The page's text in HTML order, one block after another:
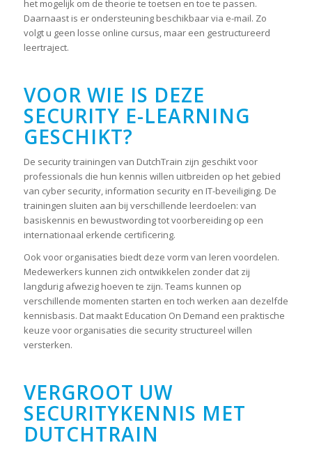
het mogelijk om de theorie te toetsen en toe te passen.
Daarnaast is er ondersteuning beschikbaar via e-mail. Zo
volgt u geen losse online cursus, maar een gestructureerd
leertraject.
VOOR WIE IS DEZE
SECURITY E-LEARNING
GESCHIKT?
De security trainingen van DutchTrain zijn geschikt voor
professionals die hun kennis willen uitbreiden op het gebied
van cyber security, information security en IT-beveiliging. De
trainingen sluiten aan bij verschillende leerdoelen: van
basiskennis en bewustwording tot voorbereiding op een
internationaal erkende certificering.
Ook voor organisaties biedt deze vorm van leren voordelen.
Medewerkers kunnen zich ontwikkelen zonder dat zij
langdurig afwezig hoeven te zijn. Teams kunnen op
verschillende momenten starten en toch werken aan dezelfde
kennisbasis. Dat maakt Education On Demand een praktische
keuze voor organisaties die security structureel willen
versterken.
VERGROOT UW
SECURITYKENNIS MET
DUTCHTRAIN